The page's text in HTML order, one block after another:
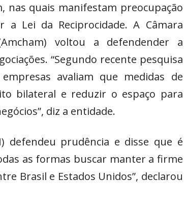
nas quais manifestam preocupação
Lei da Reciprocidade. A Câmara
voltou a defendender a
“Segundo recente pesquisa
avaliam que medidas de
bilateral e reduzir o espaço para
diz a entidade.
defendeu prudência e disse que é
as formas buscar manter a firme
Brasil e Estados Unidos”, declarou